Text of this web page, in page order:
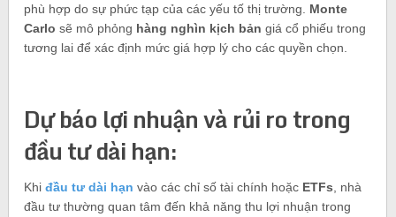
phù hợp do sự phức tạp của các yếu tố thị trường. Monte
Carlo sẽ mô phỏng hàng nghìn kịch bản giá cổ phiếu trong
tương lai để xác định mức giá hợp lý cho các quyền chọn.
Dự báo lợi nhuận và rủi ro trong
đầu tư dài hạn:
Khiđầu tư dài hạn vào các chỉ số tài chính hoặc ETFs , nhà
đầu tư thường quan tâm đến khả năng thu lợi nhuận trong